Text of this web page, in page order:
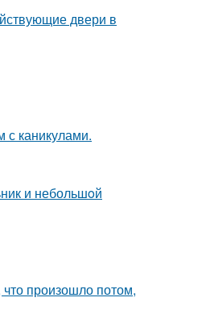
двери в
каникулами.
и небольшoй
произошло потом,